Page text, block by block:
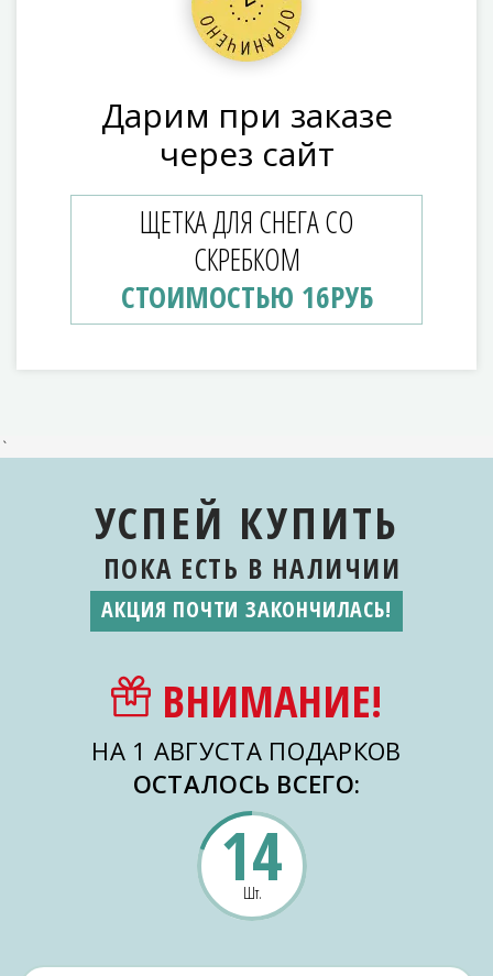
Дарим при заказе
через сайт
ЩЕТКА ДЛЯ СНЕГА СО
СКРЕБКОМ
СТОИМОСТЬЮ 16РУБ
`
УСПЕЙ КУПИТЬ
ПОКА ЕСТЬ В НАЛИЧИИ
АКЦИЯ ПОЧТИ ЗАКОНЧИЛАСЬ!
ВНИМАНИЕ!
НА 1 АВГУСТА ПОДАРКОВ
ОСТАЛОСЬ ВСЕГО:
14
Шт.